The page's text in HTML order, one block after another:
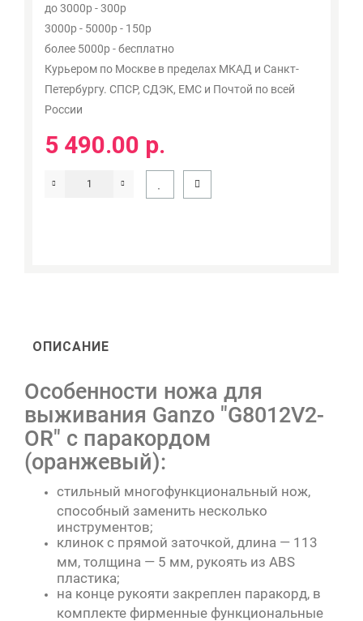
до 3000р - 300р
3000р - 5000р - 150р
более 5000р - бесплатно
Курьером по Москве в пределах МКАД и Санкт-
Петербургу. СПСР, СДЭК, ЕМС и Почтой по всей
России
5 490.00 р.
ОПИСАНИЕ
Особенности ножа для
выживания Ganzo "G8012V2-
OR" с паракордом
(оранжевый):
стильный многофункциональный нож,
способный заменить несколько
инструментов;
клинок с прямой заточкой, длина — 113
мм, толщина — 5 мм, рукоять из ABS
пластика;
на конце рукояти закреплен паракорд, в
комплекте фирменные функциональные